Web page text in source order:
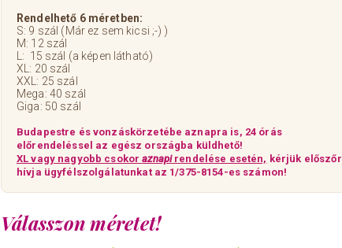
Rendelhető 6 méretben:
S: 9 szál (Már ez sem kicsi ;-) )
M: 12 szál
L: 15 szál (a képen látható)
XL: 20 szál
XXL: 25 szál
Mega: 40 szál
Giga: 50 szál
Budapestre és vonzáskörzetébe aznapra is, 24 órás
előrendeléssel az egész országba küldhető!
XL vagy nagyobb csokoraznapirendelése esetén, kérjük előszőr
hívja ügyfélszolgálatunkat az 1/375-8154-es számon!
Válasszon méretet!